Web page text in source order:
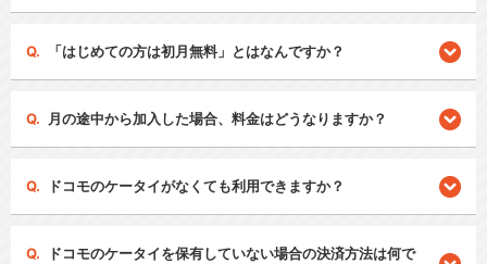
「はじめての方は初月無料」とはなんですか？
月の途中から加入した場合、料金はどうなりますか？
ドコモのケータイがなくても利用できますか？
ドコモのケータイを保有していない場合の決済方法は何で